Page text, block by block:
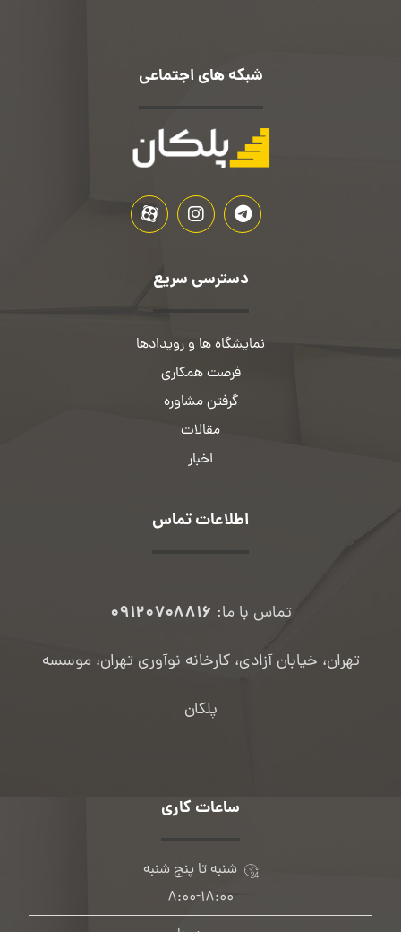
شبکه های اجتماعی
دسترسی سریع
نمایشگاه ها و رویدادها
فرصت همکاری
گرفتن مشاوره
مقالات
اخبار
اطلاعات تماس
تماس با ما: ۰۹۱۲۰۷۰۸۸۱۶
تهران، خیابان آزادی، کارخانه نوآوری تهران، موسسه
پلکان
ساعات کاری
شنبه تا پنج شنبه
۸:۰۰-۱۸:۰۰